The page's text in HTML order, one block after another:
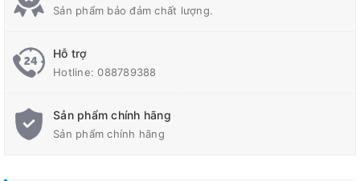
Sản phẩm bảo đảm chất lượng.
Hỗ trợ
Hotline:088789388
Sản phẩm chính hãng
Sản phẩm chính hãng